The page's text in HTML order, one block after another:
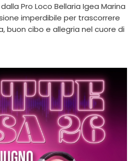
Pro Loco Bellaria Igea Marina
imperdibile per trascorrere
buon cibo e allegria nel cuore di